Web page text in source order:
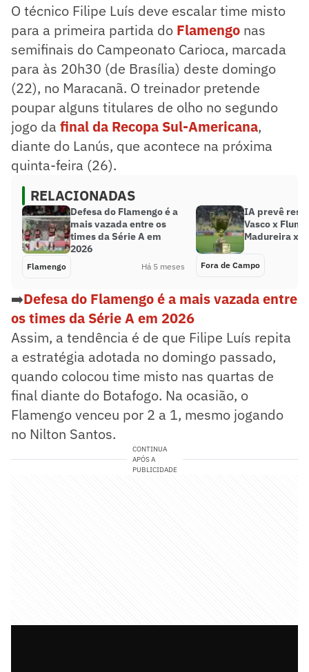
O técnico Filipe Luís deve escalar time misto
para a primeira partida do Flamengo nas
semifinais do Campeonato Carioca, marcada
para às 20h30 (de Brasília) deste domingo
(22), no Maracanã. O treinador pretende
poupar alguns titulares de olho no segundo
jogo da final da Recopa Sul-Americana,
diante do Lanús, que acontece na próxima
quinta-feira (26).
RELACIONADAS
Defesa do Flamengo é a
mais vazada entre os
times da Série A em
2026
Flamengo Há 5 meses
IA prevê
Vasco x
Madureira x
Fora de Campo
➡️Defesa do Flamengo é a mais vazada entre
os times da Série A em 2026
Assim, a tendência é de que Filipe Luís repita
a estratégia adotada no domingo passado,
quando colocou time misto nas quartas de
final diante do Botafogo. Na ocasião, o
Flamengo venceu por 2 a 1, mesmo jogando
no Nilton Santos.
CONTINUA
APÓS A
PUBLICIDADE